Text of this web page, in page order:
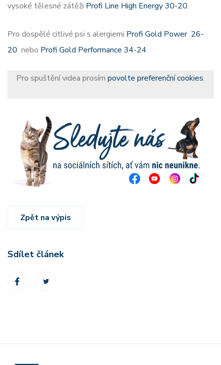
vysoké tělesné zátěži Profi Line High Energy 30-20.
Pro dospělé citlivé psi s alergiemi Profi Gold Power 26-
20 nebo Profi Gold Performance 34-24
Pro spuštění videa prosím povolte preferenční cookies.
Zpět na výpis
Sdílet článek